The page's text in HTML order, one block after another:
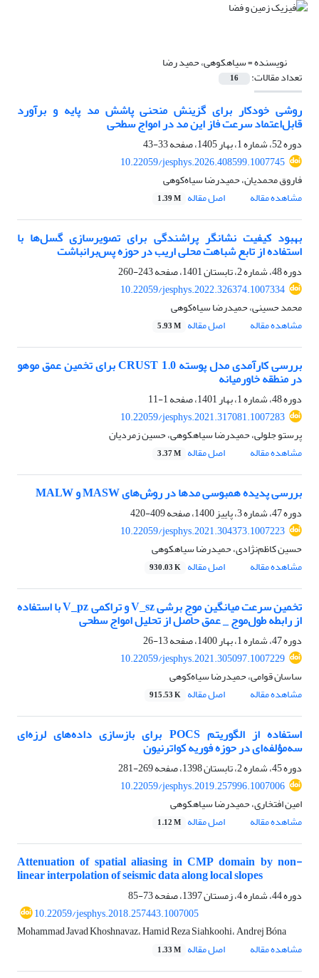
نویسنده =سیاهکوهی، حمید رضا
تعداد مقالات: 16
روشی خودکار برای گزینش منحنی‌ پاشش مد پایه و برآورد
قابل‌اعتماد سرعت فاز این مد در امواج سطحی
دوره 52، شماره 1، بهار 1405، صفحه
33-43
10.22059/jesphys.2026.408599.1007745
فاروق محمدیان، حمیدرضا سیاه‌کوهی
مشاهده مقاله
اصل مقاله 1.39 M
بهبود کیفیت نشانگر پراشندگی برای تصویرسازی گسل‌ها با
استفاده از تابع شباهت محلی اریب در حوزه پس‌برانباشت
دوره 48، شماره 2، تابستان 1401، صفحه
243-260
10.22059/jesphys.2022.326374.1007334
محمد حسینی، حمیدرضا سیاه‌کوهی
مشاهده مقاله
اصل مقاله 5.93 M
بررسی کارآمدی مدل پوسته CRUST 1.0 برای تخمین عمق موهو
در منطقه خاورمیانه
دوره 48، شماره 1، بهار 1401، صفحه
1-11
10.22059/jesphys.2021.317081.1007283
پرستو جلولی، حمیدرضا سیاهکوهی، حسین زمردیان
مشاهده مقاله
اصل مقاله 3.37 M
بررسی پدیده همبوسی مدها در روش‌‌های MASW و MALW
دوره 47، شماره 3، پاییز 1400، صفحه
409-420
10.22059/jesphys.2021.304373.1007223
حسین کاظم‌نژادی، حمیدرضا سیاهکوهی
مشاهده مقاله
اصل مقاله 930.03 K
تخمین سرعت میانگین موج برشی V_sz و تراکمی V_pz با استفاده
از رابطه طول‌موج _ عمق حاصل از تحلیل امواج سطحی
دوره 47، شماره 1، بهار 1400، صفحه
13-26
10.22059/jesphys.2021.305097.1007229
ساسان قوامی، حمیدرضا سیاه‌کوهی
مشاهده مقاله
اصل مقاله 915.53 K
استفاده از الگوریتم POCS برای بازسازی داده‌های لرزه‌ای
سه‌مؤلفه‌ای در حوزه فوریه کواترنیون
دوره 45، شماره 2، تابستان 1398، صفحه
269-281
10.22059/jesphys.2019.257996.1007006
امین افتخاری، حمیدرضا سیاهکوهی
مشاهده مقاله
اصل مقاله 1.12 M
Attenuation of spatial aliasing in CMP domain by non-
linear interpolation of seismic data along local slopes
دوره 44، شماره 4، زمستان 1397، صفحه
73-85
10.22059/jesphys.2018.257443.1007005
Mohammad Javad Khoshnavaz، Hamid Reza Siahkoohi، Andrej Bóna
مشاهده مقاله
اصل مقاله 1.33 M